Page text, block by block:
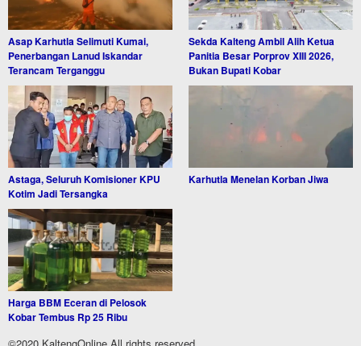
Asap Karhutla Selimuti Kumai,
Penerbangan Lanud Iskandar
Terancam Terganggu
Sekda Kalteng Ambil Alih Ketua
Panitia Besar Porprov XIII 2026,
Bukan Bupati Kobar
Astaga, Seluruh Komisioner KPU
Kotim Jadi Tersangka
Karhutla Menelan Korban Jiwa
Harga BBM Eceran di Pelosok
Kobar Tembus Rp 25 Ribu